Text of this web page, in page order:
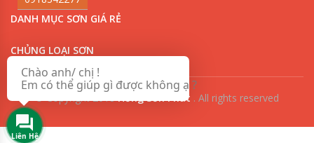
DANH MỤC SƠN GIÁ RẺ
CHỦNG LOẠI SƠN
© Copyright 2018Hồng Sơn Phát . All rights reserved
Liên Hệ
Chào anh/ chị !
Em có thể giúp gì được không ạ ?